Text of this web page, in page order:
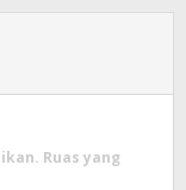
Ruas yang